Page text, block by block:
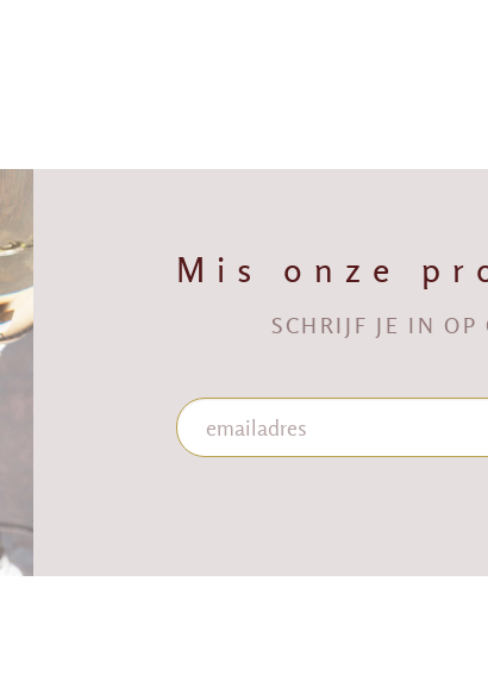
Mis onze
SCHRIJF JE IN